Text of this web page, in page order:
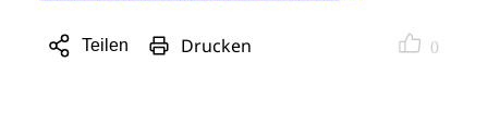
Teilen
Sharing
Drucken 0